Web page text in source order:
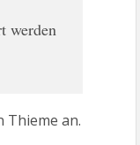
werden
an.